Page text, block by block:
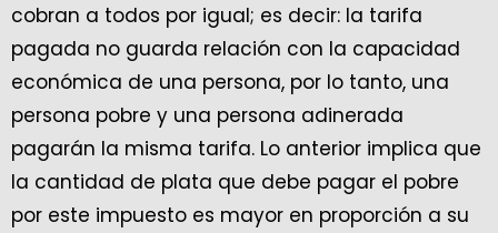
cobran a todos por igual; es decir: la tarifa
pagada no guarda relación con la capacidad
económica de una persona, por lo tanto, una
persona pobre y una persona adinerada
pagarán la misma tarifa. Lo anterior implica que
la cantidad de plata que debe pagar el pobre
por este impuesto es mayor en proporción a su